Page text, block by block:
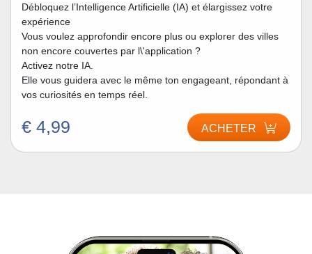
Débloquez l’Intelligence Artificielle (IA) et élargissez votre
expérience
Vous voulez approfondir encore plus ou explorer des villes
non encore couvertes par l\'application ?
Activez notre IA.
Elle vous guidera avec le même ton engageant, répondant à
vos curiosités en temps réel.
€ 4,99 ACHETER